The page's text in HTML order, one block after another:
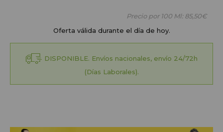
Precio por 100 Ml:85,50€
Oferta válida durante el día de hoy.
DISPONIBLE. Envíos nacionales, envío 24/72h
(Días Laborales).